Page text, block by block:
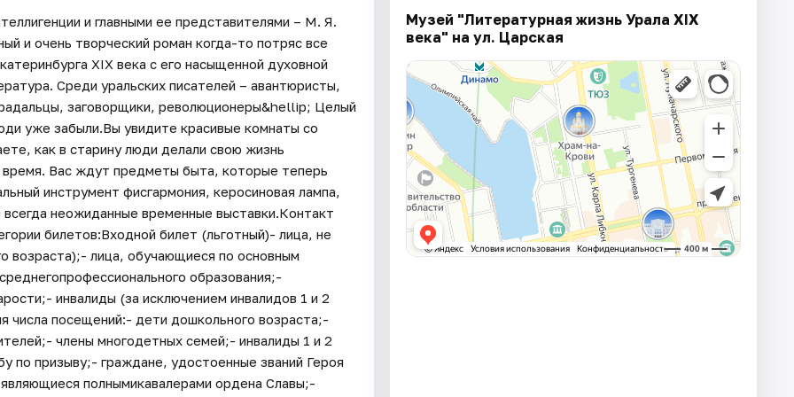
и главными ее представителями – М. Я.
и очень творческий роман когда-то потряс все
XIX века с его насыщенной духовной
Среди уральских писателей – авантюристы,
заговорщики, революционеры&hellip; Целый
уже забыли.Вы увидите красивые комнаты со
как в старину люди делали свою жизнь
Вас ждут предметы быта, которые теперь
инструмент фисгармония, керосиновая лампа,
неожиданные временные выставки.Контакт
билетов:Входной билет (льготный)- лица, не
возраста);- лица, обучающиеся по основным
образования;-
инвалиды (за исключением инвалидов 1 и 2
числа посещений:- дети дошкольного возраста;-
члены многодетных семей;- инвалиды 1 и 2
по призыву;- граждане, удостоенные званий Героя
полнымикавалерами ордена Славы;-
Музей "Литературная жизнь Урала XIX
века" на ул. Царская